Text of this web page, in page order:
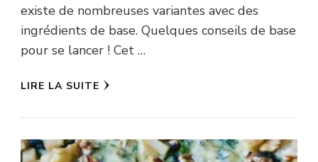
existe de nombreuses variantes avec des
ingrédients de base. Quelques conseils de base
pour se lancer ! Cet …
LIRE LA SUITE